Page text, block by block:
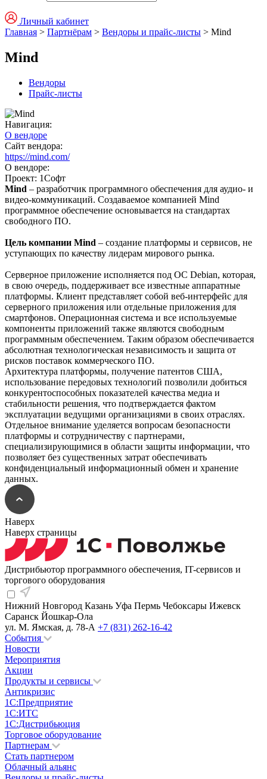
Личный кабинет
Главная > Партнёрам > Вендоры и прайс-листы > Mind
Mind
Вендоры
Прайс-листы
Навигация:
О вендоре
Сайт вендора:
https://mind.com/
О вендоре:
Проект: 1Софт
Mind – разработчик программного обеспечения для аудио- и
видео-коммуникаций. Создаваемое компанией Mind
программное обеспечение основывается на стандартах
свободного ПО.
Цель компании Mind – создание платформы и сервисов, не
уступающих по качеству лидерам мирового рынка.
Серверное приложение исполняется под ОС Debian, которая,
в свою очередь, поддерживает все известные аппаратные
платформы. Клиент представляет собой веб-интерфейс для
серверного приложения или отдельные приложения для
смартфонов. Операционная система и все используемые
компоненты приложений также являются свободным
программным обеспечением. Таким образом обеспечивается
абсолютная технологическая независимость и защита от
рисков поставок коммерческого ПО.
Архитектура платформы, получение патентов США,
использование передовых технологий позволили добиться
конкурентоспособных показателей качества медиа и
стабильности решения, что подтверждается фактом
эксплуатации ведущими организациями в своих отраслях.
Отдельное внимание уделяется вопросам безопасности
платформы и сотрудничеству с партнерами,
специализирующимися в области защиты информации, что
позволяет без существенных затрат обеспечивать
конфиденциальный информационный обмен и хранение
данных.
Наверх
Наверх страницы
Дистрибьютор программного обеспечения, IT-сервисов и
торгового оборудования
Нижний Новгород Казань Уфа Пермь Чебоксары Ижевск
Саранск Йошкар-Ола
ул. М. Ямская, д. 78-А +7 (831) 262-16-42
События
Новости
Мероприятия
Акции
Продукты и сервисы
Антикризис
1С:Предприятие
1С:ИТС
1С:Дистрибьюция
Торговое оборудование
Партнерам
Стать партнером
Облачный альянс